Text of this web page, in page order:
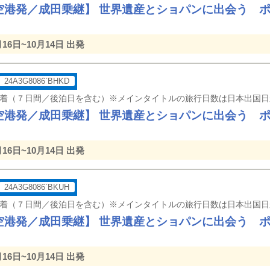
港発／成田乗継】 世界遺産とショパンに出会う
16日~10月14日 出発
24A3G8086`BHKD
港発／成田乗継】 世界遺産とショパンに出会う
16日~10月14日 出発
24A3G8086`BKUH
港発／成田乗継】 世界遺産とショパンに出会う
16日~10月14日 出発